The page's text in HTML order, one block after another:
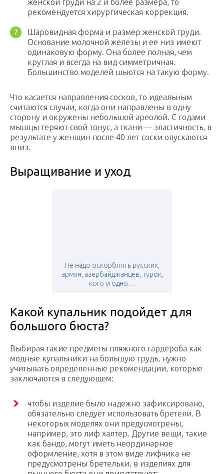
женской груди на 2 и более размера, то
рекомендуется хирургическая коррекция.
Шаровидная форма и размер женской груди.
Основание молочной железы и ее низ имеют
одинаковую форму. Она более полная, чем
круглая и всегда на вид симметричная.
Большинство моделей шьются на такую форму.
Что касается направления сосков, то идеальным
считаются случаи, когда они направлены в одну
сторону и окружены небольшой ареолой. С годами
мышцы теряют свой тонус, а ткани — эластичность, в
результате у женщин после 40 лет соски опускаются
вниз.
Выращивание и уход
Не надо оскорблять русских,
армян, азербайджанцев, турок,
кого угодно…
Какой купальник подойдет для
большого бюста?
Выбирая такие предметы пляжного гардероба как
модные купальники на большую грудь, нужно
учитывать определенные рекомендации, которые
заключаются в следующем:
чтобы изделие было надежно зафиксировано,
обязательно следует использовать бретели. В
некоторых моделях они предусмотрены,
например, это лиф халтер. Другие вещи, такие
как бандо, могут иметь неординарное
оформление, хотя в этом виде лифчика не
предусмотрены бретельки, в изделиях для